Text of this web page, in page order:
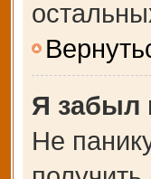
Я забыл
Не